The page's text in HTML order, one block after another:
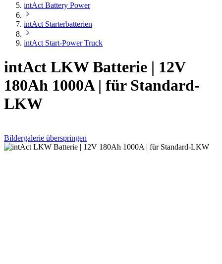
intAct Battery Power
intAct Starterbatterien
intAct Start-Power Truck
intAct LKW Batterie | 12V
180Ah 1000A | für Standard-
LKW
Bildergalerie überspringen